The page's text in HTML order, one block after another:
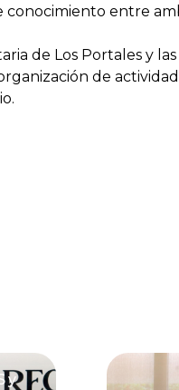
entre
de Los Portales y
de
y